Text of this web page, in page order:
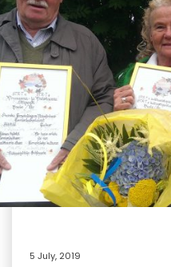
5 July, 2019